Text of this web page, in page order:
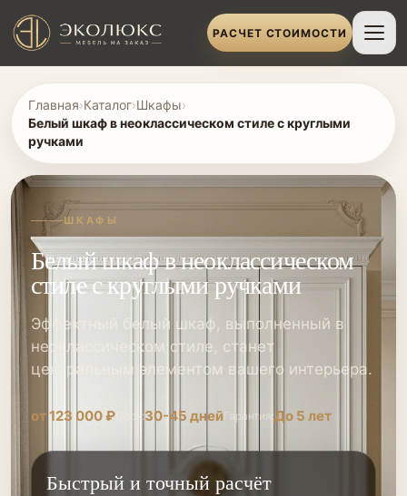
РАСЧЕТ СТОИМОСТИ
Главная›Каталог›Шкафы›
Белый шкаф в неоклассическом стиле с круглыми
ручками
ШКАФЫ
Белый шкаф в неоклассическом
стиле с круглыми ручками
Эффектный белый шкаф, выполненный в
неоклассическом стиле, станет
центральным элементом вашего интерьера.
от 123 000 ₽ Срок:30-45 дней Гарантия:До 5 лет
Быстрый и точный расчёт